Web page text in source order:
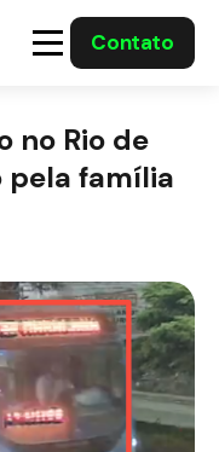
Contato
Soluções
Mídia
no Rio de
pela família